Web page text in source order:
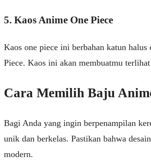
5. Kaos Anime One Piece
Kaos one piece ini berbahan katun
Piece. Kaos ini akan membuatmu
Cara Memilih Baju
Bagi Anda yang ingin berpenampilan
unik dan berkelas. Pastikan bahwa
modern.